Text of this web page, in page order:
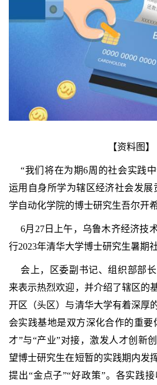
【资料图】
“我们将在为期6周的社会实践
运用自身所学为辖区经济社会发展
学自动化学院的博士研究生吾尔开
6月27日上午，乌鲁木齐经济技
行2023年清华大学博士研究生暑期
会上，区委副书记、组织部部
来表示热烈欢迎，并介绍了辖区的
开区（头区）与清华大学有着深厚
会实践基地是双方深化合作的重要
才”与“产业”对接，激发人才创新
望博士研究生在短暂的实践期内发
提出“金点子”“好政策”。各实践